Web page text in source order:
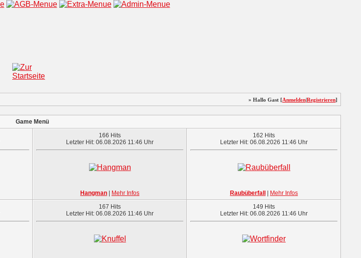
» Hallo Gast [Anmelden|Registrieren]
Game Menü
166 Hits
Letzter Hit: 06.08.2026 11:46 Uhr
Hangman Mehr Infos
162 Hits
Letzter Hit: 06.08.2026 11:46 Uhr
Raubüberfall
Mehr Infos
167 Hits
Letzter Hit: 06.08.2026 11:46 Uhr
149 Hits
Letzter Hit: 06.08.2026 11:46 Uhr